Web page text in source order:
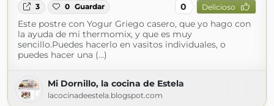
3 0 Guardar 0 Delicioso
Este postre con Yogur Griego casero, que yo hago con
la ayuda de mi thermomix, y que es muy
sencillo.Puedes hacerlo en vasitos individuales, o
puedes hacer una (...)
Mi Dornillo, la cocina de Estela
lacocinadeestela.blogspot.com